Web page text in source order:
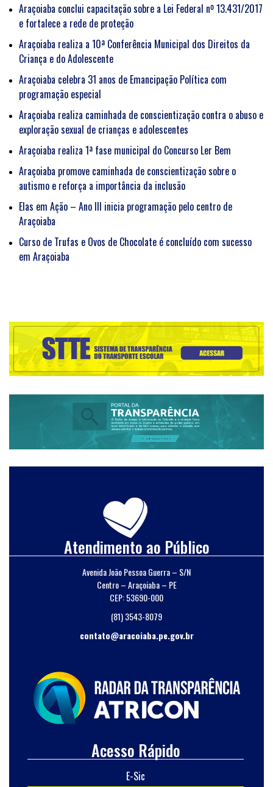
Araçoiaba conclui capacitação sobre a Lei Federal nº 13.431/2017
e fortalece a rede de proteção
Araçoiaba realiza a 10ª Conferência Municipal dos Direitos da
Criança e do Adolescente
Araçoiaba celebra 31 anos de Emancipação Política com
programação especial
Araçoiaba realiza caminhada de conscientização contra o abuso e
exploração sexual de crianças e adolescentes
Araçoiaba realiza 1ª fase municipal do Concurso Ler Bem
Araçoiaba promove caminhada de conscientização sobre o
autismo e reforça a importância da inclusão
Elas em Ação – Ano III inicia programação pelo centro de
Araçoiaba
Curso de Trufas e Ovos de Chocolate é concluído com sucesso
em Araçoiaba
Atendimento ao Público
Avenida João Pessoa Guerra – S/N
Centro – Araçoiaba – PE
CEP: 53690-000
(81) 3543-8079
contato@aracoiaba.pe.gov.br
Acesso Rápido
E-Sic